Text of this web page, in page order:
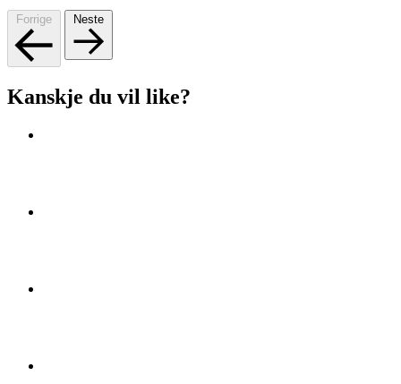
Forrige Neste
Kanskje du vil like?